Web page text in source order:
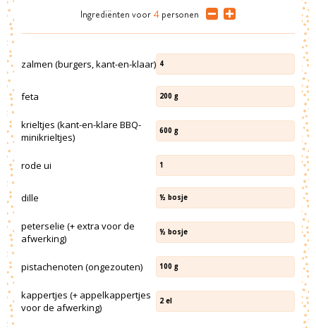
Ingrediënten voor 4 personen
zalmen (burgers, kant-en-klaar) 4
feta 200 g
krieltjes (kant-en-klare BBQ-
minikrieltjes)
600 g
rode ui 1
dille ½ bosje
peterselie (+ extra voor de
afwerking)
½ bosje
pistachenoten (ongezouten) 100 g
kappertjes (+ appelkappertjes
voor de afwerking)
2 el